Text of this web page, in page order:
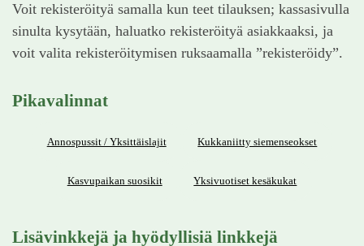
Voit rekisteröityä samalla kun teet tilauksen; kassasivulla
sinulta kysytään, haluatko rekisteröityä asiakkaaksi, ja
voit valita rekisteröitymisen ruksaamalla ”rekisteröidy”.
Pikavalinnat
Annospussit / Yksittäislajit Kukkaniitty siemenseokset
Kasvupaikan suosikit Yksivuotiset kesäkukat
Lisävinkkejä ja hyödyllisiä linkkejä